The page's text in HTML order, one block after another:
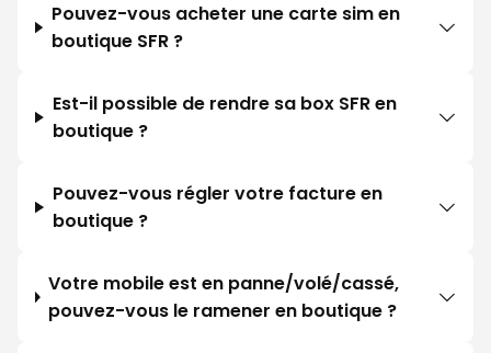
Pouvez-vous acheter une carte sim en
boutique SFR ?
Est-il possible de rendre sa box SFR en
boutique ?
Pouvez-vous régler votre facture en
boutique ?
Votre mobile est en panne/volé/cassé,
pouvez-vous le ramener en boutique ?